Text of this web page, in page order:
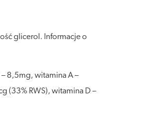
glicerol. Informacje o
8,5mg, witamina A –
(33% RWS), witamina D –